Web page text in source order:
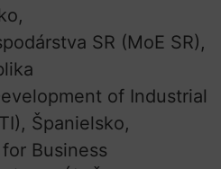
SR (MoE SR),
of Industrial
Španielsko,
Business